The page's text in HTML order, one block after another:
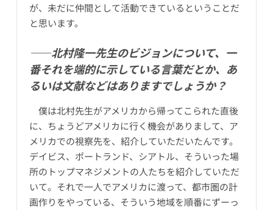
が、未だに仲間として活動できているということだ
と思います。
――北村隆一先生のビジョンについて、一
番それを端的に示している言葉だとか、あ
るいは文献などはありますでしょうか？
僕は北村先生がアメリカから帰ってこられた直後
に、ちょうどアメリカに行く機会がありまして、ア
メリカでの視察先を、紹介していただいたんです。
デイビス、ポートランド、シアトル、そういった場
所のトップマネジメントの人たちを紹介していただ
いて。それで一人でアメリカに渡って、都市圏の計
画作りをやっている、そういう地域を順番にずーっ